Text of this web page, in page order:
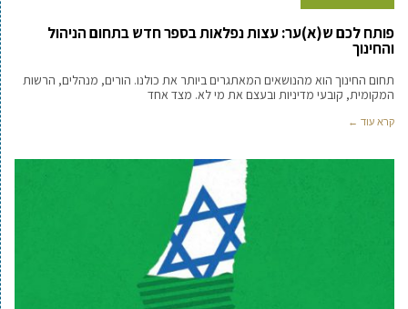
פותח לכם ש(א)ער: עצות נפלאות בספר חדש בתחום הניהול
והחינוך
תחום החינוך הוא מהנושאים המאתגרים ביותר את כולנו. הורים, מנהלים, הרשות
המקומית, קובעי מדיניות ובעצם את מי לא. מצד אחד
קרא עוד ←